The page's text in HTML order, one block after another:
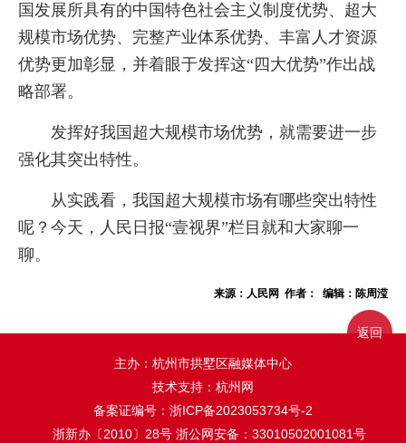
国发展所具有的中国特色社会主义制度优势、超大
规模市场优势、完整产业体系优势、丰富人才资源
优势更加彰显，并着眼于发挥这“四大优势”作出战
略部署。
发挥好我国超大规模市场优势，就需要进一步
强化其突出特性。
从实践看，我国超大规模市场有哪些突出特性
呢？今天，人民日报“壹视界”栏目就和大家聊一
聊。
来源：人民网 作者： 编辑：陈周滢
主办：杭州市拱墅区融媒体中心
技术支持：杭州网
备案证编号： 浙ICP备2023053734号-2
浙新办〔2010〕28号 浙公网安备：33010502001081号
返回